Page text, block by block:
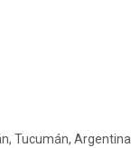
Tucumán, Argentina